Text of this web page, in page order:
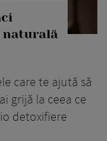
naturală
care te ajută să
grijă la ceea ce
detoxifiere